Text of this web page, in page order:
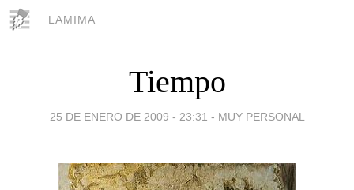
LAMIMA
Tiempo
25 DE ENERO DE 2009 - 23:31 - MUY PERSONAL